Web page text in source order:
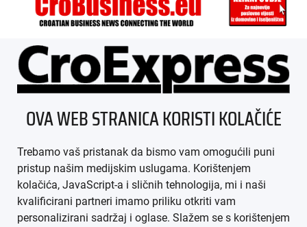
ÜBER UNS
IMPRESSUM
AGB
DATENSCHUTZ
OVA WEB STRANICA KORISTI KOLAČIĆE
Trebamo vaš pristanak da bismo vam omogućili puni
pristup našim medijskim uslugama. Korištenjem
kolačića, JavaScript-a i sličnih tehnologija, mi i naši
kvalificirani partneri imamo priliku otkriti vam
personalizirani sadržaj i oglase. Slažem se s korištenjem